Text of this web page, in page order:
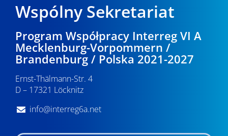
Wspólny Sekretariat
Program Współpracy Interreg VI A
Mecklenburg-Vorpommern /
Brandenburg / Polska 2021-2027
Ernst-Thälmann-Str. 4
D – 17321 Löcknitz
info@interreg6a.net